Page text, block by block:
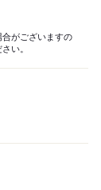
がございますの
い。